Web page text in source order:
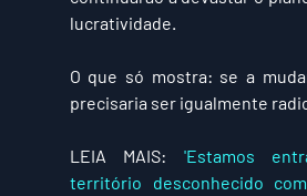
lucratividade.
O que só mostra: se a
precisaria ser igualmente
LEIA MAIS: 'Estamos
território desconhecido